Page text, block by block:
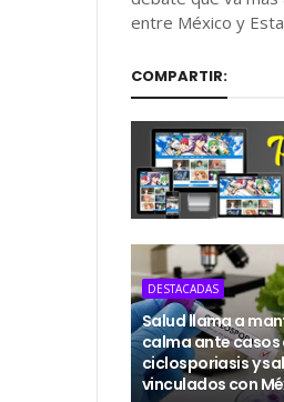
entre México y
COMPARTIR:
DESTACADAS
Salud llama a
calma ante casos
ciclosporiasis y
vinculados con